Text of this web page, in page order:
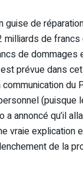
guise de
milliards de
de dommages
est prévue dans
du
(puisque
a annoncé qu’il
vraie
de la